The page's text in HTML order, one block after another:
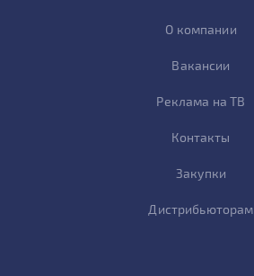
О компании
Вакансии
Реклама на ТВ
Контакты
Закупки
Дистрибьюторам